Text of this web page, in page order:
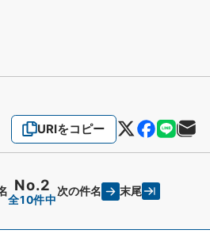
URIをコピー
No.2
全10件中
次の件名 末尾